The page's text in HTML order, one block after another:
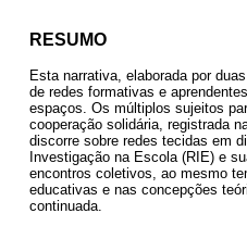
RESUMO
Esta narrativa, elaborada por
de redes formativas e
espaços. Os múltiplos sujeitos
cooperação solidária, registrada
discorre sobre redes tecidas em
Investigação na Escola (RIE) e
encontros coletivos, ao mesmo
educativas e nas concepções
continuada.